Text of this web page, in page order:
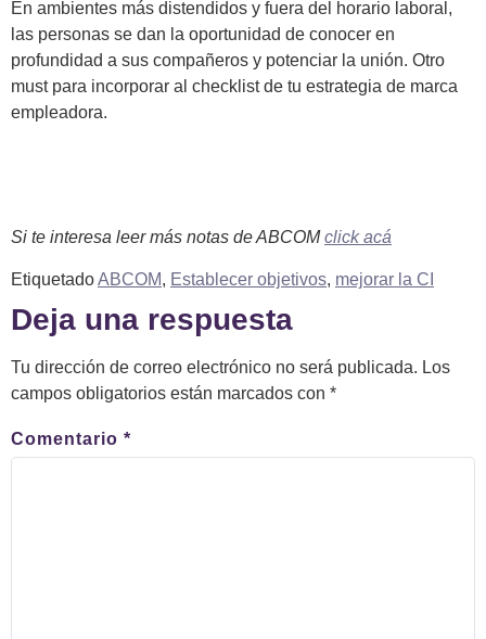
En ambientes más distendidos y fuera del horario laboral,
las personas se dan la oportunidad de conocer en
profundidad a sus compañeros y potenciar la unión. Otro
must para incorporar al checklist de tu estrategia de marca
empleadora.
Si te interesa leer más notas de ABCOMclick acá
EtiquetadoABCOM, Establecer objetivos, mejorar la CI
Deja una respuesta
Tu dirección de correo electrónico no será publicada. Los
campos obligatorios están marcados con *
Comentario *